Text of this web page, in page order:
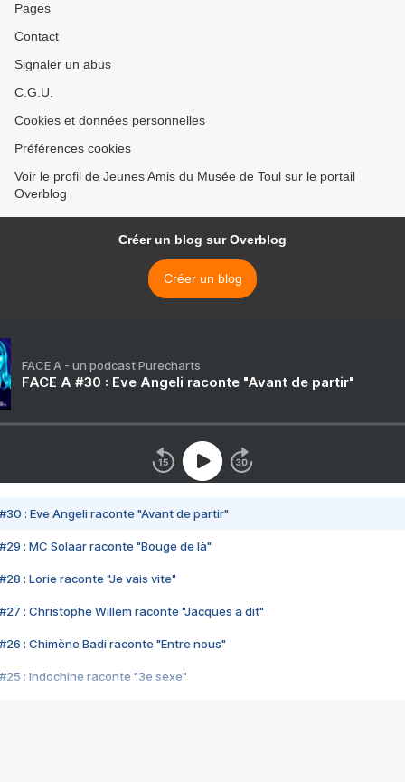
Pages
Contact
Signaler un abus
C.G.U.
Cookies et données personnelles
Préférences cookies
Voir le profil de Jeunes Amis du Musée de Toul sur le portail
Overblog
Créer un blog sur Overblog
Créer un blog
FACE A - un podcast Purecharts
FACE A #30 : Eve Angeli raconte "Avant de partir"
#30 : Eve Angeli raconte "Avant de partir"
#29 : MC Solaar raconte "Bouge de là"
#28 : Lorie raconte "Je vais vite"
#27 : Christophe Willem raconte "Jacques a dit"
#26 : Chimène Badi raconte "Entre nous"
#25 : Indochine raconte "3e sexe"